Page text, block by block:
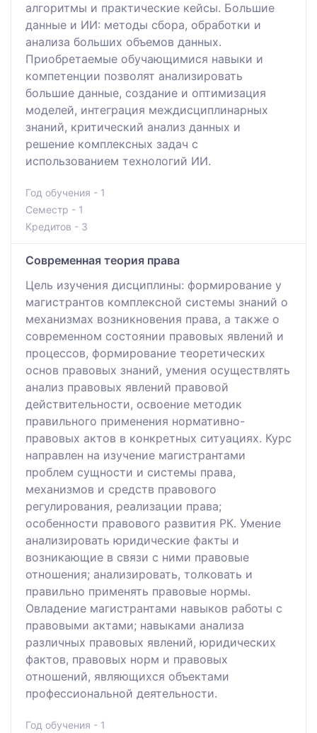
алгоритмы и практические кейсы. Большие
данные и ИИ: методы сбора, обработки и
анализа больших объемов данных.
Приобретаемые обучающимися навыки и
компетенции позволят анализировать
большие данные, создание и оптимизация
моделей, интеграция междисциплинарных
знаний, критический анализ данных и
решение комплексных задач с
использованием технологий ИИ.
Год обучения - 1
Семестр - 1
Кредитов - 3
Современная теория права
Цель изучения дисциплины: формирование у
магистрантов комплексной системы знаний о
механизмах возникновения права, а также о
современном состоянии правовых явлений и
процессов, формирование теоретических
основ правовых знаний, умения осуществлять
анализ правовых явлений правовой
действительности, освоение методик
правильного применения нормативно-
правовых актов в конкретных ситуациях. Курс
направлен на изучение магистрантами
проблем сущности и системы права,
механизмов и средств правового
регулирования, реализации права;
особенности правового развития РК. Умение
анализировать юридические факты и
возникающие в связи с ними правовые
отношения; анализировать, толковать и
правильно применять правовые нормы.
Овладение магистрантами навыков работы с
правовыми актами; навыками анализа
различных правовых явлений, юридических
фактов, правовых норм и правовых
отношений, являющихся объектами
профессиональной деятельности.
Год обучения - 1